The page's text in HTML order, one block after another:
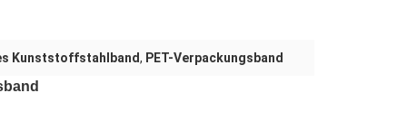
Kunststoffstahlband, PET-Verpackungsband